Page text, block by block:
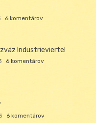
6 komentárov
Industrieviertel
6 komentárov
6 komentárov